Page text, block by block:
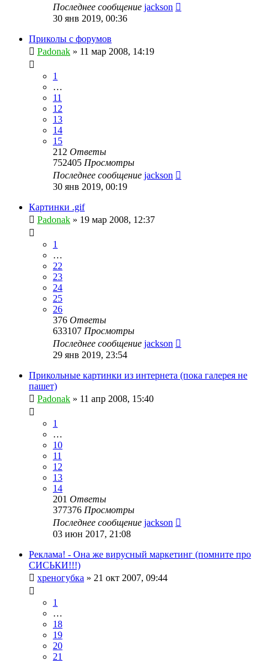
Последнее сообщение jackson
30 янв 2019, 00:36
Приколы с форумов
Padonak » 11 мар 2008, 14:19
1
…
11
12
13
14
15
212 Ответы
752405 Просмотры
Последнее сообщение jackson
30 янв 2019, 00:19
Картинки .gif
Padonak » 19 мар 2008, 12:37
1
…
22
23
24
25
26
376 Ответы
633107 Просмотры
Последнее сообщение jackson
29 янв 2019, 23:54
Прикольные картинки из интернета (пока галерея не
пашет)
Padonak » 11 апр 2008, 15:40
1
…
10
11
12
13
14
201 Ответы
377376 Просмотры
Последнее сообщение jackson
03 июн 2017, 21:08
Реклама! - Она же вирусный маркетинг (помните про
СИСЬКИ!!!)
хреногубка » 21 окт 2007, 09:44
1
…
18
19
20
21